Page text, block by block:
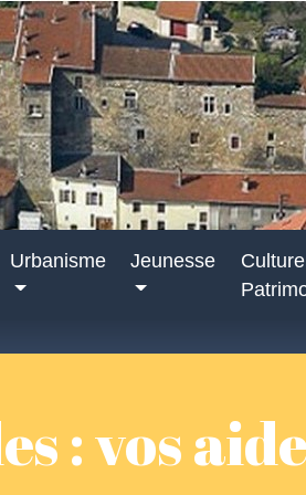
Urbanisme Jeunesse
: vos